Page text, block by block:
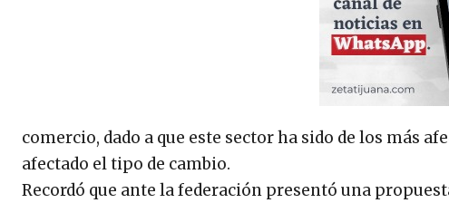
comercio, dado a que este sector ha sido de los más
afectado el tipo de cambio.
Recordó que ante la federación presentó una